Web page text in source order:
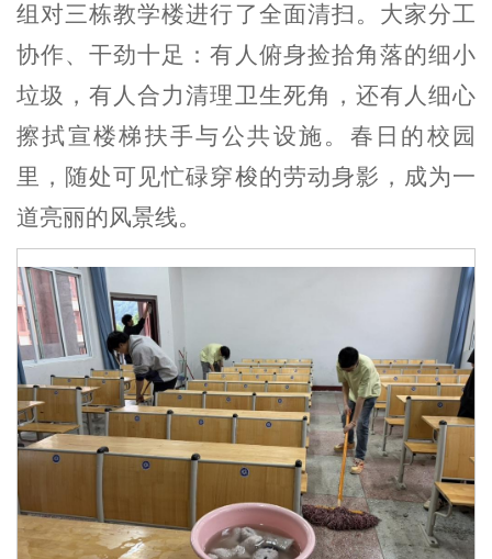
组对三栋教学楼进行了全面清扫。大家分工
协作、干劲十足：有人俯身捡拾角落的细小
垃圾，有人合力清理卫生死角，还有人细心
擦拭宣楼梯扶手与公共设施。春日的校园
里，随处可见忙碌穿梭的劳动身影，成为一
道亮丽的风景线。